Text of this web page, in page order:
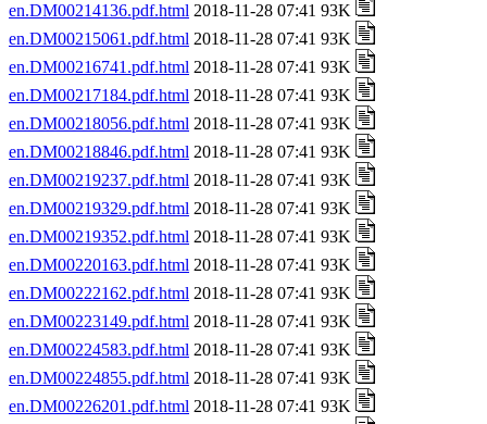
en.DM00214136.pdf.html 2018-11-28 07:41 93K
en.DM00215061.pdf.html 2018-11-28 07:41 93K
en.DM00216741.pdf.html 2018-11-28 07:41 93K
en.DM00217184.pdf.html 2018-11-28 07:41 93K
en.DM00218056.pdf.html 2018-11-28 07:41 93K
en.DM00218846.pdf.html 2018-11-28 07:41 93K
en.DM00219237.pdf.html 2018-11-28 07:41 93K
en.DM00219329.pdf.html 2018-11-28 07:41 93K
en.DM00219352.pdf.html 2018-11-28 07:41 93K
en.DM00220163.pdf.html 2018-11-28 07:41 93K
en.DM00222162.pdf.html 2018-11-28 07:41 93K
en.DM00223149.pdf.html 2018-11-28 07:41 93K
en.DM00224583.pdf.html 2018-11-28 07:41 93K
en.DM00224855.pdf.html 2018-11-28 07:41 93K
en.DM00226201.pdf.html 2018-11-28 07:41 93K